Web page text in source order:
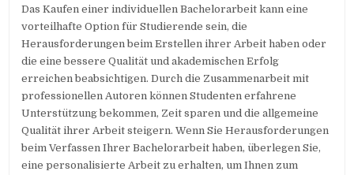
Das Kaufen einer individuellen Bachelorarbeit kann eine
vorteilhafte Option für Studierende sein, die
Herausforderungen beim Erstellen ihrer Arbeit haben oder
die eine bessere Qualität und akademischen Erfolg
erreichen beabsichtigen. Durch die Zusammenarbeit mit
professionellen Autoren können Studenten erfahrene
Unterstützung bekommen, Zeit sparen und die allgemeine
Qualität ihrer Arbeit steigern. Wenn Sie Herausforderungen
beim Verfassen Ihrer Bachelorarbeit haben, überlegen Sie,
eine personalisierte Arbeit zu erhalten, um Ihnen zum